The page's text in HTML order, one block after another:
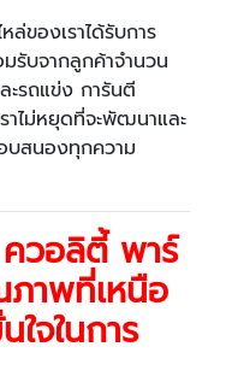
ของเราได้รับการ
รับจากลูกค้าจำนวน
ะรถแข่ง การันตี
ไม่หยุดที่จะพัฒนาและ
บสนองทุกความ
วอลิตี้ พาร์
าพที่เหนือ
จในการ